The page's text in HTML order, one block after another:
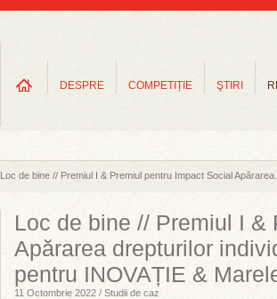
DESPRE COMPETIȚIE ŞTIRI
Loc de bine // Premiul I & Premiul pentru Impact Social Apărarea...
Loc de bine // Premiul I &
Apărarea drepturilor
pentru INOVAȚIE &
11 Octombrie 2022 / Studii de caz